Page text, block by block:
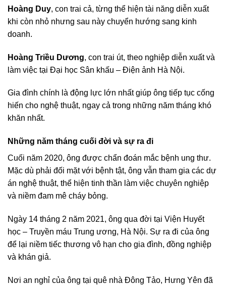
Hoàng Duy, con trai cả, từng thể hiện tài năng diễn xuất
khi còn nhỏ nhưng sau này chuyển hướng sang kinh
doanh.
Hoàng Triều Dương, con trai út, theo nghiệp diễn xuất và
làm việc tại Đại học Sân khấu – Điện ảnh Hà Nội.
Gia đình chính là động lực lớn nhất giúp ông tiếp tục cống
hiến cho nghệ thuật, ngay cả trong những năm tháng khó
khăn nhất.
Những năm tháng cuối đời và sự ra đi
Cuối năm 2020, ông được chẩn đoán mắc bệnh ung thư.
Mặc dù phải đối mặt với bệnh tật, ông vẫn tham gia các dự
án nghệ thuật, thể hiện tinh thần làm việc chuyên nghiệp
và niềm đam mê cháy bỏng.
Ngày 14 tháng 2 năm 2021, ông qua đời tại Viện Huyết
học – Truyền máu Trung ương, Hà Nội. Sự ra đi của ông
để lại niềm tiếc thương vô hạn cho gia đình, đồng nghiệp
và khán giả.
Nơi an nghỉ của ông tại quê nhà Đông Tảo, Hưng Yên đã